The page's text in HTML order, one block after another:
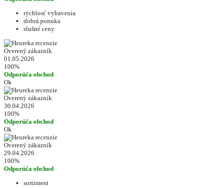
rýchlosť vybavenia
dobrá ponuka
slušné ceny
Overený zákazník
01.05.2026
100%
Odporúča obchod
Ok
Overený zákazník
30.04.2026
100%
Odporúča obchod
Ok
Overený zákazník
29.04.2026
100%
Odporúča obchod
sortiment